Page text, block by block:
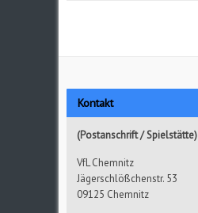
Kontakt
(Postanschrift / Spielstätte)
VfL Chemnitz
Jägerschlößchenstr. 53
09125 Chemnitz